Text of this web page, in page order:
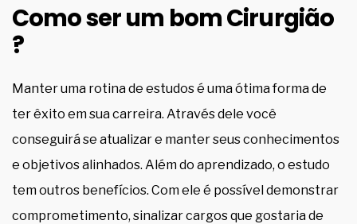
Como ser um bom Cirurgião
?
Manter uma rotina de estudos é uma ótima forma de
ter êxito em sua carreira. Através dele você
conseguirá se atualizar e manter seus conhecimentos
e objetivos alinhados. Além do aprendizado, o estudo
tem outros benefícios. Com ele é possível demonstrar
comprometimento, sinalizar cargos que gostaria de